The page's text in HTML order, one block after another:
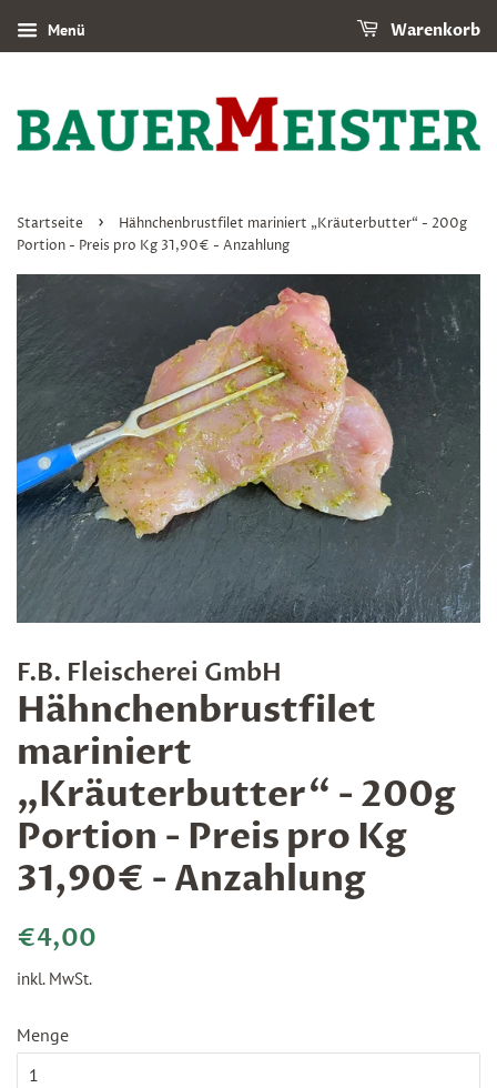
Menü Warenkorb
Startseite ›
Hähnchenbrustfilet mariniert „Kräuterbutter“ - 200g
Portion - Preis pro Kg 31,90€ - Anzahlung
F.B. Fleischerei GmbH
Hähnchenbrustfilet
mariniert
„Kräuterbutter“ - 200g
Portion - Preis pro Kg
31,90€ - Anzahlung
Normaler
€4,00
inkl. MwSt.
Menge